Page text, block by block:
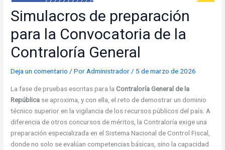
Simulacros de preparación
para la Convocatoria de la
Contraloría General
Deja un comentario / PorAdministrador/ 5 de marzo de 2026
La fase de pruebas escritas para laContraloría General de la
República se aproxima, y con ella, el reto de demostrar un dominio
técnico superior en la vigilancia de los recursos públicos del país. A
diferencia de otros concursos de méritos, la Contraloría exige una
preparación especializada en el Sistema Nacional de Control Fiscal,
donde no solo se evalúan competencias básicas, sino la capacidad